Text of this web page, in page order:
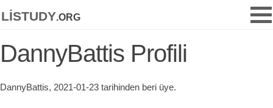
listudy.org
DannyBattis Profili
DannyBattis, 2021-01-23 tarihinden beri üye.